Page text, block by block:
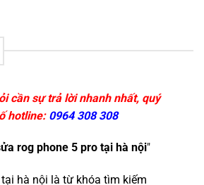
cần sự trả lời nhanh nhất, quý
hotline: 0964 308 308
rog phone 5 pro tại hà nội"
hà nội là từ khóa tìm kiếm